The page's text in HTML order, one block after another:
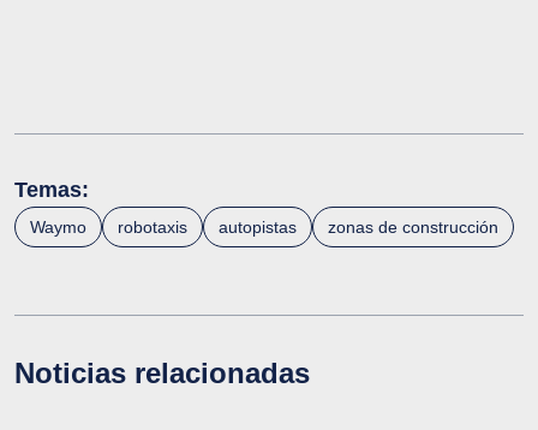
Temas:
Waymo robotaxis autopistas zonas de construcción
Noticias relacionadas